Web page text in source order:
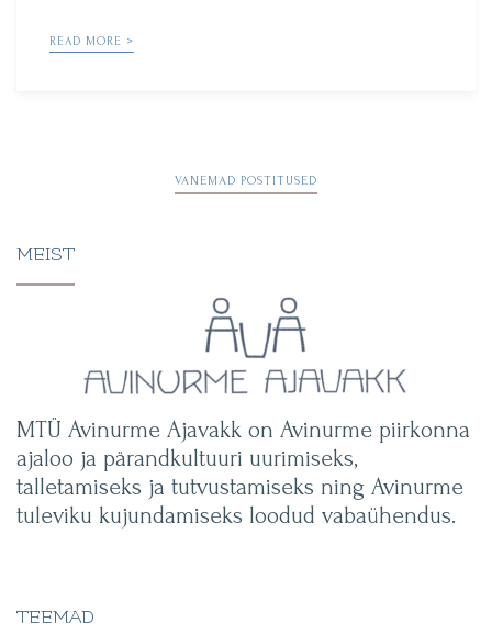
READ MORE >
Navigeerimine
VANEMAD POSTITUSED
MEIST
MTÜ Avinurme Ajavakk on Avinurme piirkonna
ajaloo ja pärandkultuuri uurimiseks,
talletamiseks ja tutvustamiseks ning Avinurme
tuleviku kujundamiseks loodud vabaühendus.
TEEMAD